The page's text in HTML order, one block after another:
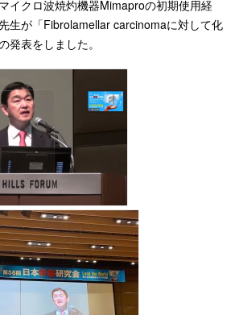
イクロ波焼灼機器Mimaproの初期使用経
生が「Fibrolamellar carcinomaに対して化
発表をしました。